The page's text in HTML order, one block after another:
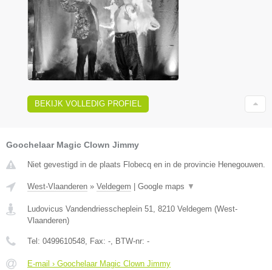
BEKIJK VOLLEDIG PROFIEL
Goochelaar Magic Clown Jimmy
Niet gevestigd in de plaats Flobecq en in de provincie Henegouwen.
West-Vlaanderen » Veldegem | Google maps ▼
Ludovicus Vandendriesscheplein 51 8210 Veldegem (West-
Vlaanderen)
Tel: 0499610548 , Fax: - , BTW-nr: -
E-mail › Goochelaar Magic Clown Jimmy